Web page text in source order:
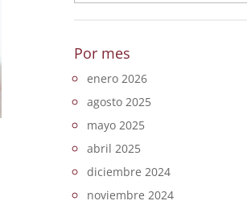
Por mes
enero 2026
agosto 2025
mayo 2025
abril 2025
diciembre 2024
noviembre 2024